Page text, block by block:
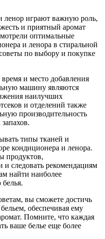
ленор играют важную роль,
и приятный аромат
оптимальные
и ленора в стиральной
по выбору и покупке
и место добавления
машину являются
наилучших
и отделений также
производительность
типы тканей и
кондиционера и ленора.
продуктов,
и следовать рекомендациям
найти наиболее
вы сможете достичь
обеспечивая ему
Помните, что каждая
ваше белье еще более